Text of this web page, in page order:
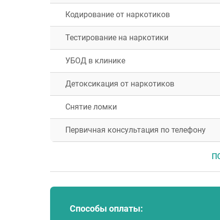
Кодирование от наркотиков
Тестирование на наркотики
УБОД в клинике
Детоксикация от наркотиков
Снятие ломки
Первичная консультация по телефону
Способы оплаты:
Москва
Егорьевск
Клин
Королёв
Пушкино
Сергиев Посад
Котельники